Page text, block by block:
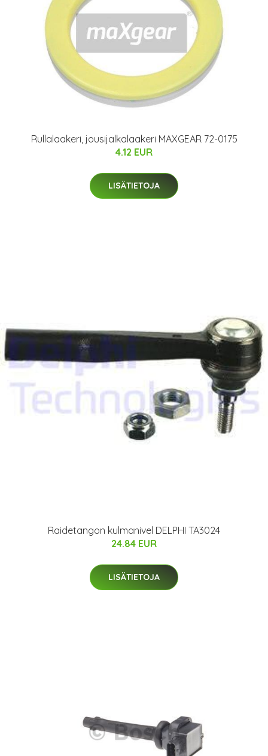
Rullalaakeri, jousijalkalaakeri MAXGEAR 72-0175
4.12 EUR
LISÄTIETOJA
Raidetangon kulmanivel DELPHI TA3024
24.84 EUR
LISÄTIETOJA